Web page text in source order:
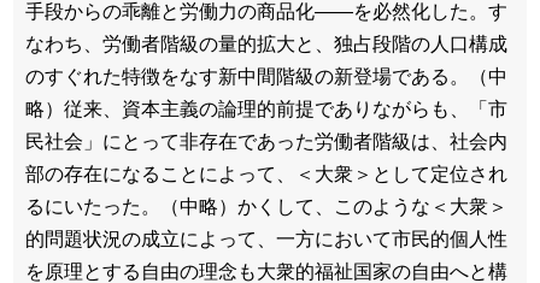
手段からの乖離と労働力の商品化――を必然化した。す
なわち、労働者階級の量的拡大と、独占段階の人口構成
のすぐれた特徴をなす新中間階級の新登場である。（中
略）従来、資本主義の論理的前提でありながらも、「市
民社会」にとって非存在であった労働者階級は、社会内
部の存在になることによって、＜大衆＞として定位され
るにいたった。（中略）かくして、このような＜大衆＞
的問題状況の成立によって、一方において市民的個人性
を原理とする自由の理念も大衆的福祉国家の自由へと構